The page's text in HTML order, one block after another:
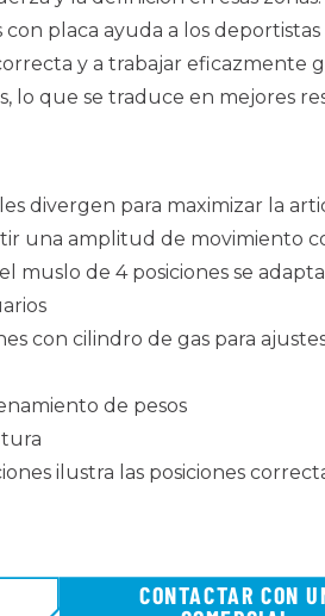
placa ayuda a los deportistas
y a trabajar eficazmente
lo que se traduce en mejores
divergen para maximizar la
una amplitud de movimiento
muslo de 4 posiciones se
con cilindro de gas para
de pesos
ilustra las posiciones
CONTACTAR CON